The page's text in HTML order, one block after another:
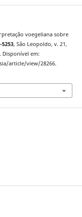
voegeliana sobre
, São Leopoldo, v. 21,
Disponível em:
article/view/28266.